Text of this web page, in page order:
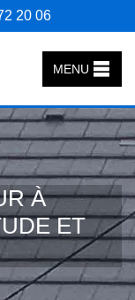
20 06
MENU
À
ET